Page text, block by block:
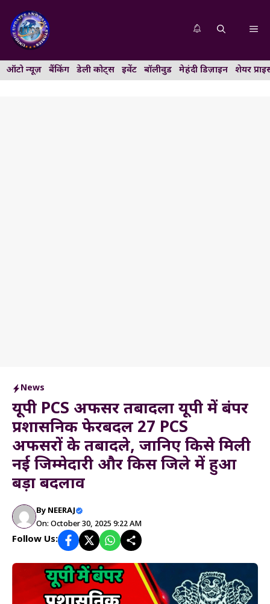
content
ऑटो न्यूज़ बैंकिंग डेली कोट्स इवेंट बॉलीवुड मेहंदी डिज़ाइन शेयर
News
यूपी PCS अफसर तबादला यूपी में बंपर
प्रशासनिक फेरबदल 27 PCS
अफसरों के तबादले, जानिए किसे मिली
नई जिम्मेदारी और किस जिले में हुआ
बड़ा बदलाव
By NEERAJ
On: October 30, 2025 9:22 AM
Follow Us: